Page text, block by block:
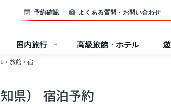
予約確認 よくある質問・お問い合わせ
国内旅行 高級旅館・ホテル
・旅館・宿
県） 宿泊予約